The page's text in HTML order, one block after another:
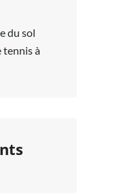
du sol
tennis à